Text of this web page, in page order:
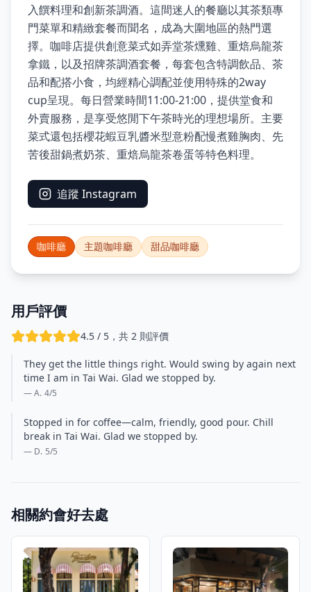
入饌料理和創新茶調酒。這間迷人的餐廳以其茶類專
門菜單和精緻套餐而聞名，成為大圍地區的熱門選
擇。咖啡店提供創意菜式如弄堂茶燻雞、重焙烏龍茶
拿鐵，以及招牌茶調酒套餐，每套包含特調飲品、茶
品和配搭小食，均經精心調配並使用特殊的2way
cup呈現。每日營業時間11:00-21:00，提供堂食和
外賣服務，是享受悠閒下午茶時光的理想場所。主要
菜式還包括櫻花蝦豆乳醬米型意粉配慢煮雞胸肉、先
苦後甜鍋煮奶茶、重焙烏龍茶卷蛋等特色料理。
追蹤 Instagram
咖啡廳 主題咖啡廳 甜品咖啡廳
用戶評價
4.5 / 5，共 2 則評價
They get the little things right. Would swing by again next
time I am in Tai Wai. Glad we stopped by.
— A. 4/5
Stopped in for coffee—calm, friendly, good pour. Chill
break in Tai Wai. Glad we stopped by.
— D. 5/5
相關約會好去處